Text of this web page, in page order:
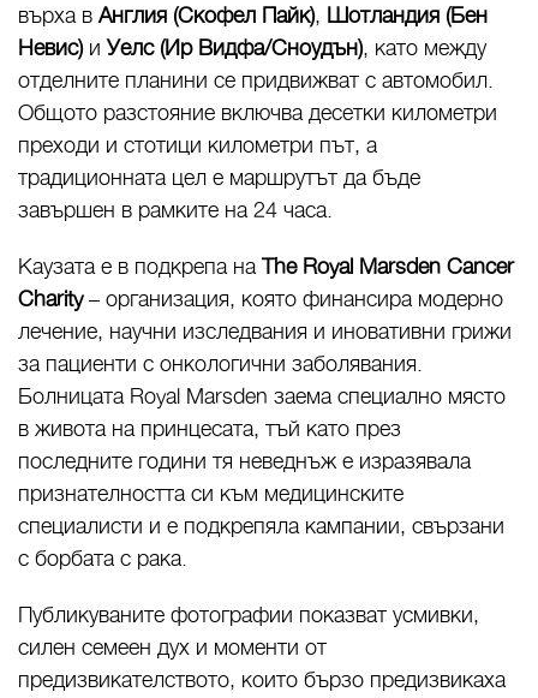
върха вАнглия (Скофел Пайк), Шотландия (Бен
Невис)иУелс (Ир Видфа/Сноудън), като между
отделните планини се придвижват с автомобил.
Общото разстояние включва десетки километри
преходи и стотици километри път, а
традиционната цел е маршрутът да бъде
завършен в рамките на 24 часа.
Каузата е в подкрепа наThe Royal Marsden Cancer
Charity– организация, която финансира модерно
лечение, научни изследвания и иновативни грижи
за пациенти с онкологични заболявания.
Болницата Royal Marsden заема специално място
в живота на принцесата, тъй като през
последните години тя неведнъж е изразявала
признателността си към медицинските
специалисти и е подкрепяла кампании, свързани
с борбата с рака.
Публикуваните фотографии показват усмивки,
силен семеен дух и моменти от
предизвикателството, които бързо предизвикаха